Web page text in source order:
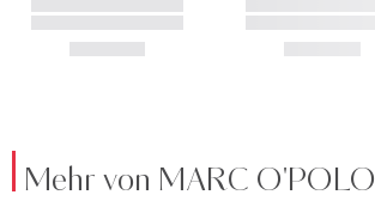
Mehr von MARC O'POLO